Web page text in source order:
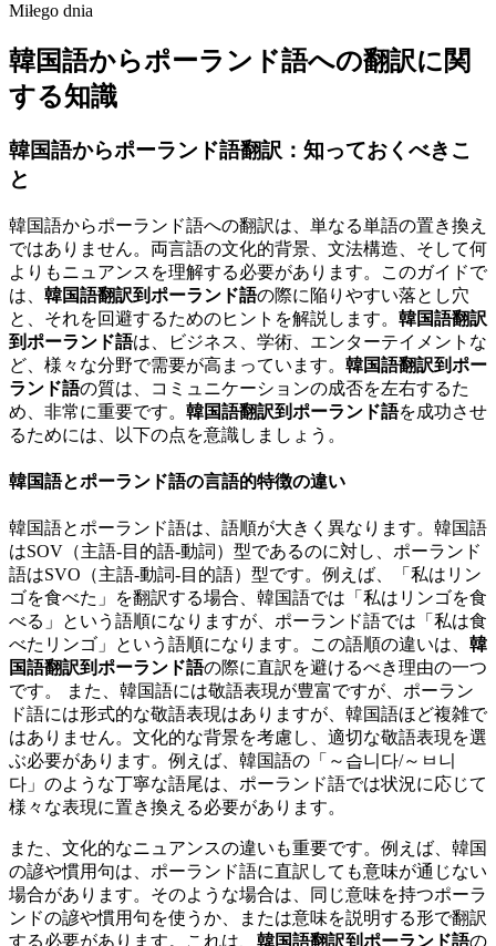
Miłego dnia
韓国語からポーランド語への翻訳に関
する知識
韓国語からポーランド語翻訳：知っておくべきこ
と
韓国語からポーランド語への翻訳は、単なる単語の置き換え
ではありません。両言語の文化的背景、文法構造、そして何
よりもニュアンスを理解する必要があります。このガイドで
は、 韓国語翻訳到ポーランド語の際に陥りやすい落とし穴
と、それを回避するためのヒントを解説します。 韓国語翻訳
到ポーランド語は、ビジネス、学術、エンターテイメントな
ど、様々な分野で需要が高まっています。 韓国語翻訳到ポー
ランド語の質は、コミュニケーションの成否を左右するた
め、非常に重要です。 韓国語翻訳到ポーランド語を成功させ
るためには、以下の点を意識しましょう。
韓国語とポーランド語の言語的特徴の違い
韓国語とポーランド語は、語順が大きく異なります。韓国語
はSOV（主語-目的語-動詞）型であるのに対し、ポーランド
語はSVO（主語-動詞-目的語）型です。例えば、「私はリン
ゴを食べた」を翻訳する場合、韓国語では「私はリンゴを食
べる」という語順になりますが、ポーランド語では「私は食
べたリンゴ」という語順になります。この語順の違いは、 韓
国語翻訳到ポーランド語の際に直訳を避けるべき理由の一つ
です。 また、韓国語には敬語表現が豊富ですが、ポーラン
ド語には形式的な敬語表現はありますが、韓国語ほど複雑で
はありません。文化的な背景を考慮し、適切な敬語表現を選
ぶ必要があります。例えば、韓国語の「～습니다/～ㅂ니
다」のような丁寧な語尾は、ポーランド語では状況に応じて
様々な表現に置き換える必要があります。
また、文化的なニュアンスの違いも重要です。例えば、韓国
の諺や慣用句は、ポーランド語に直訳しても意味が通じない
場合があります。そのような場合は、同じ意味を持つポーラ
ンドの諺や慣用句を使うか、または意味を説明する形で翻訳
する必要があります。これは、 韓国語翻訳到ポーランド語の